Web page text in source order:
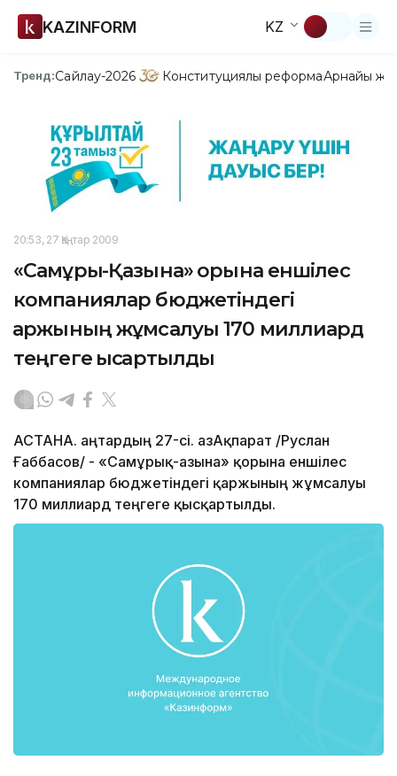
KAZINFORM KZ
Тренд:Сайлау-2026 Конституциялық реформаАрнайы
20:53, 27 Қаңтар 2009
«Самұрық-Қазына» қорына еншілес
компаниялар бюджетіндегі
қаржының жұмсалуы 170 миллиард
теңгеге қысқартылды
АСТАНА. Қаңтардың 27-сі. ҚазАқпарат /Руслан
Ғаббасов/ - «Самұрық-Қазына» қорына еншілес
компаниялар бюджетіндегі қаржының жұмсалуы
170 миллиард теңгеге қысқартылды.